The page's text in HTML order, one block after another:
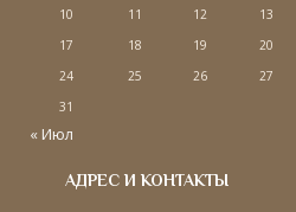
10
11 12 13
17
18 19 20
24
25 26 27
31
« Июл
АДРЕС И КОНТАКТЫ